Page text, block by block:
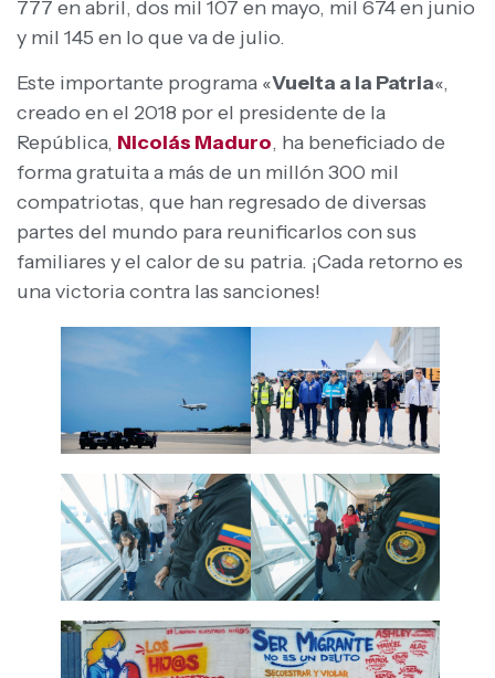
777 en abril, dos mil 107 en mayo, mil 674 en junio
y mil 145 en lo que va de julio.
Este importante programa «Vuelta a la Patria«,
creado en el 2018 por el presidente de la
República, Nicolás Maduro, ha beneficiado de
forma gratuita a más de un millón 300 mil
compatriotas, que han regresado de diversas
partes del mundo para reunificarlos con sus
familiares y el calor de su patria. ¡Cada retorno es
una victoria contra las sanciones!